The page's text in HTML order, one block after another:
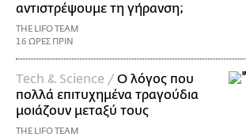
αντιστρέψουμε τη γήρανση;
THE LIFO TEAM
16 ΩΡΕΣ ΠΡΙΝ
Τech & Science /Ο λόγος που
πολλά επιτυχημένα τραγούδια
μοιάζουν μεταξύ τους
THE LIFO TEAM